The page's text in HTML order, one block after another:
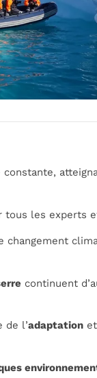
constante,
tous les experts
changement
continuent
de l’adaptation